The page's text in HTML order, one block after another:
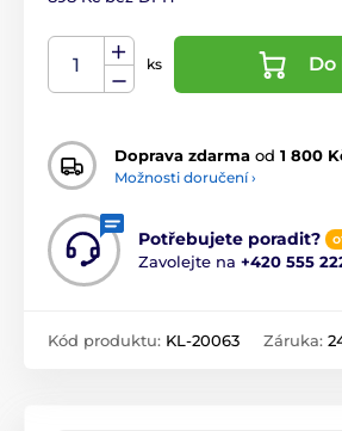
ks Do
Doprava zdarma od 1 800
Možnosti doručení ›
Potřebujete poradit?
Zavolejte na +420 555
Kód produktu: KL-20063 Záruka: